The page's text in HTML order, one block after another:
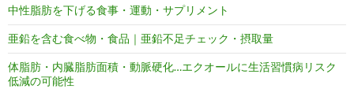
中性脂肪を下げる食事・運動・サプリメント
亜鉛を含む食べ物・食品｜亜鉛不足チェック・摂取量
体脂肪・内臓脂肪面積・動脈硬化…エクオールに生活習慣病リスク
低減の可能性